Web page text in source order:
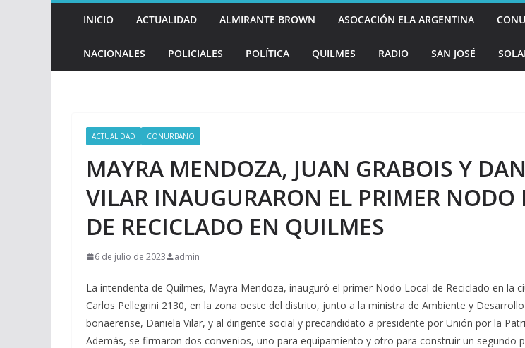
INICIO ACTUALIDAD ALMIRANTE BROWN ASOCACIÓN ELA ARGENTINA
NACIONALES POLICIALES POLÍTICA QUILMES RADIO SAN JOSÉ
ACTUALIDAD CONURBANO
MAYRA MENDOZA, JUAN GRABOIS Y
VILAR INAUGURARON EL PRIMER NODO
DE RECICLADO EN QUILMES
6 de julio de 2023 admin
La intendenta de Quilmes, Mayra Mendoza, inauguró el primer Nodo Local de Reciclado en la
Carlos Pellegrini 2130, en la zona oeste del distrito, junto a la ministra de Ambiente y
bonaerense, Daniela Vilar, y al dirigente social y precandidato a presidente por Unión por la
Además, se firmaron dos convenios, uno para equipamiento y otro para construir un segundo